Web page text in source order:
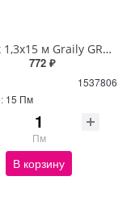
Коврик 1,3х15 м Graily GR1356A-130
772 ₽
1537806
15 Пм
Пм
В корзину